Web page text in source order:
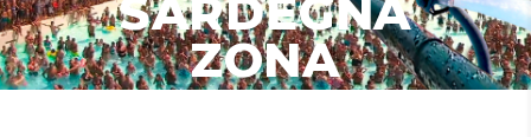
SARDEGNA
ZONA
VILLASIMIUS